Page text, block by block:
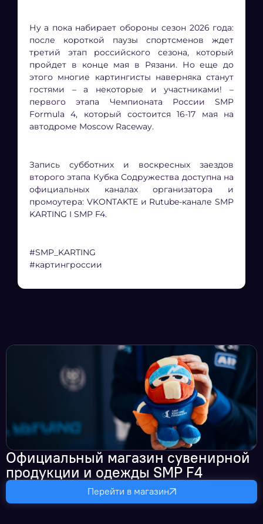
Ну а пока набирает обороны сезон 2026 года:
после короткой паузы спортсменов ждет
третий этап российского сезона, который
пройдет в конце мая в Рязани. Но еще до
этого многие картингисты наверняка станут
гостями – а некоторые и участниками! –
первого этапа Чемпионата России SMP
Formula 4, который состоится 16-17 мая на
автодроме Moscow Raceway.
Запись субботних и воскресных заездов
второго этапа Кубка Содружества доступна на
официальных каналах организатора и
промоутера: VKONTAKTE и Rutube-канале SMP
KARTING I SMP F4.
#SMP_KARTING
#картингроссии
Официальный магазин сувенирной
продукции и одежды SMP F4
Перейти в магазин